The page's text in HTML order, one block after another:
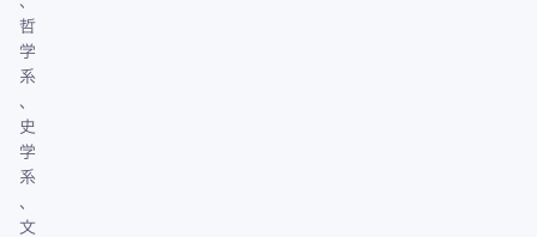
哲
学
系
、
史
学
系
、
文